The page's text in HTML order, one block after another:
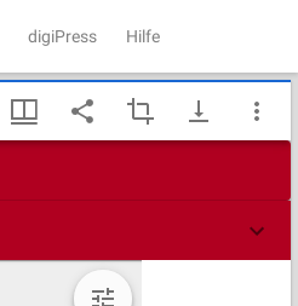
digiPress Hilfe